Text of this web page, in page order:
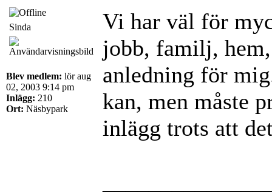
Sinda
Blev medlem: lör aug
02, 2003 9:14 pm
Inlägg: 210
Ort: Näsbypark
Vi har väl för
jobb, familj,
anledning för
kan, men måste
inlägg trots att